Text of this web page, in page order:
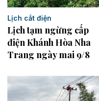
Lịch cắt điện
Lịch tạm ngừng cấp
điện Khánh Hòa Nha
Trang ngày mai 9/8